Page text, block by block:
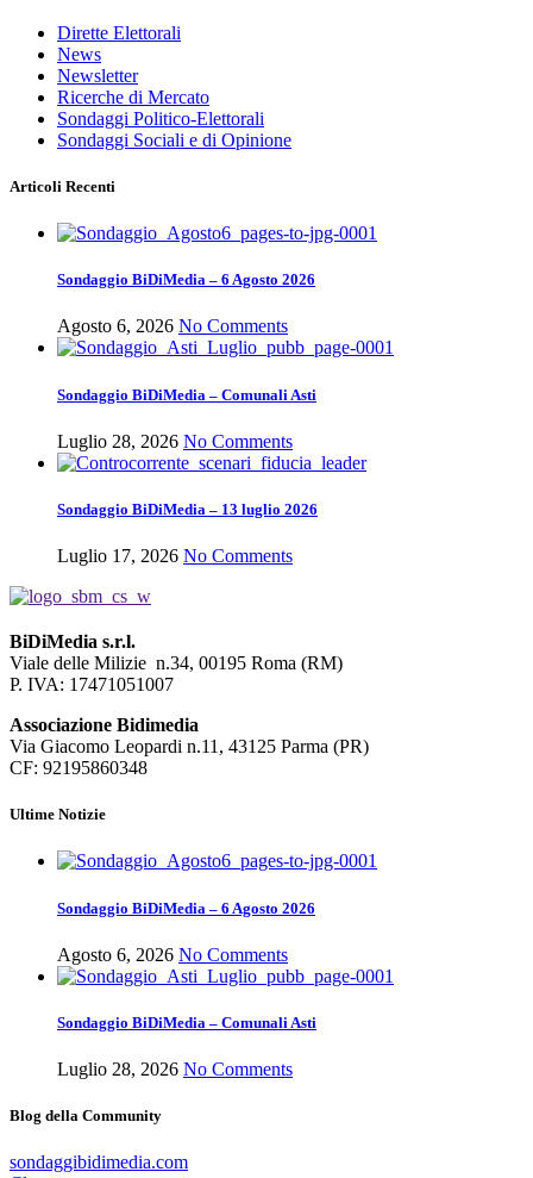
Dirette Elettorali
News
Newsletter
Ricerche di Mercato
Sondaggi Politico-Elettorali
Sondaggi Sociali e di Opinione
Articoli Recenti
Sondaggio BiDiMedia – 6 Agosto 2026
Agosto 6, 2026 No Comments
Sondaggio BiDiMedia – Comunali Asti
Luglio 28, 2026 No Comments
Sondaggio BiDiMedia – 13 luglio 2026
Luglio 17, 2026 No Comments
BiDiMedia s.r.l.
Viale delle Milizie n.34, 00195 Roma (RM)
P. IVA: 17471051007
Associazione Bidimedia
Via Giacomo Leopardi n.11, 43125 Parma (PR)
CF: 92195860348
Ultime Notizie
Sondaggio BiDiMedia – 6 Agosto 2026
Agosto 6, 2026 No Comments
Sondaggio BiDiMedia – Comunali Asti
Luglio 28, 2026 No Comments
Blog della Community
sondaggibidimedia.com